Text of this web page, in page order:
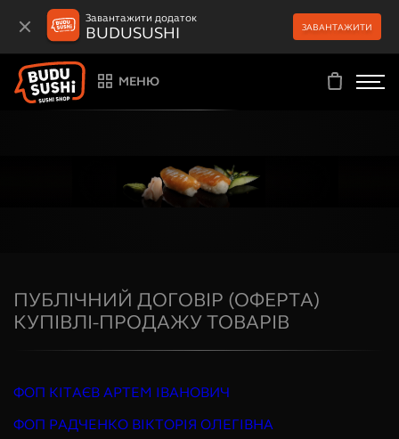
Завантажити додаток
BUDUSUSHI ЗАВАНТАЖИТИ
МЕНЮ
ПУБЛІЧНИЙ ДОГОВІР (ОФЕРТА)
КУПІВЛІ-ПРОДАЖУ ТОВАРІВ
ФОП КІТАЄВ АРТЕМ ІВАНОВИЧ
ФОП РАДЧЕНКО ВІКТОРІЯ ОЛЕГІВНА